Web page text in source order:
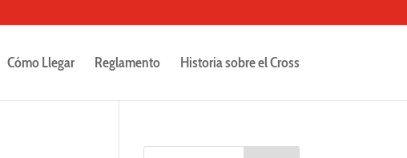
Cómo Llegar Reglamento Historia sobre el Cross